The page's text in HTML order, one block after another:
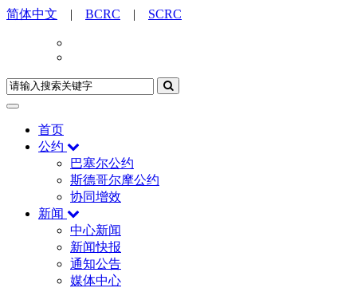
简体中文 | BCRC | SCRC
首页
公约
巴塞尔公约
斯德哥尔摩公约
协同增效
新闻
中心新闻
新闻快报
通知公告
媒体中心